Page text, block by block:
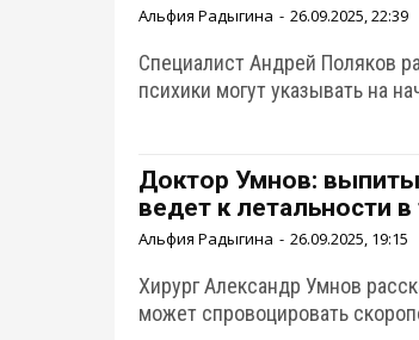
Альфия Радыгина - 26.09.2025, 22:39
Специалист Андрей Поляков
психики могут указывать на
Доктор Умнов:
ведет к летальности в
Альфия Радыгина - 26.09.2025, 19:15
Хирург Александр Умнов
может спровоцировать